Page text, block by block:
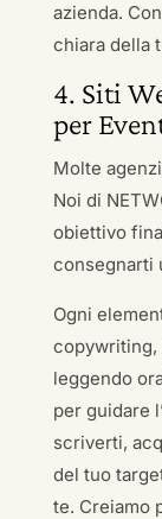
azienda.
chiara della
4. Siti
per
Molte
Noi di
obiettivo
consegnarti
Ogni
copywriting,
leggendo
per guidare
scriverti,
del tuo
te. Creiamo